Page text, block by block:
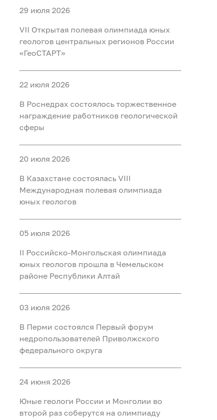
29 июля 2026
VII Открытая полевая олимпиада юных
геологов центральных регионов России
«ГеоСТАРТ»
22 июля 2026
В Роснедрах состоялось торжественное
награждение работников геологической
сферы
20 июля 2026
В Казахстане состоялась VIII
Международная полевая олимпиада
юных геологов
05 июля 2026
II Российско‑Монгольская олимпиада
юных геологов прошла в Чемельском
районе Республики Алтай
03 июля 2026
В Перми состоялся Первый форум
недропользователей Приволжского
федерального округа
24 июня 2026
Юные геологи России и Монголии во
второй раз соберутся на олимпиаду